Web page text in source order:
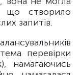
що створило
запитів.
перевірки
намагаючись